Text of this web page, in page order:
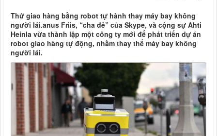
Thử giao hàng bằng robot tự hành thay máy bay không
người lái.anus Friis, “cha đẻ” của Skype, và cộng sự Ahti
Heinla vừa thành lập một công ty mới để phát triển dự án
robot giao hàng tự động, nhằm thay thế máy bay không
người lái.